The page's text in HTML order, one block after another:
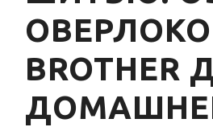
BROTHER